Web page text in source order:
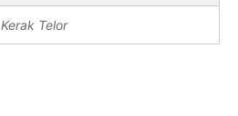
Kerak Telor